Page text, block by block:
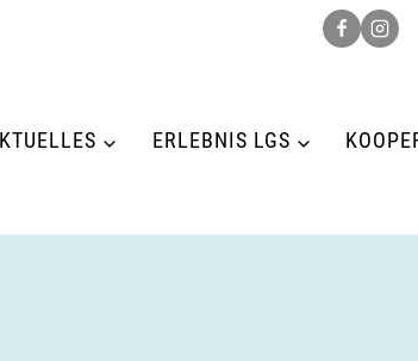
ERLEBNIS LGS